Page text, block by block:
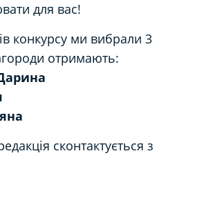
для вас!
конкурсу ми вибрали 3
отримають:
сконтактується з